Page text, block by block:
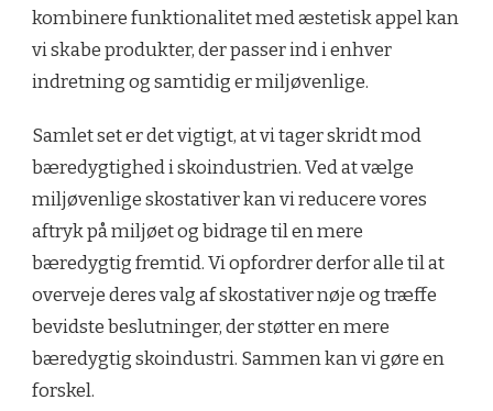
kombinere funktionalitet med æstetisk appel kan
vi skabe produkter, der passer ind i enhver
indretning og samtidig er miljøvenlige.
Samlet set er det vigtigt, at vi tager skridt mod
bæredygtighed i skoindustrien. Ved at vælge
miljøvenlige skostativer kan vi reducere vores
aftryk på miljøet og bidrage til en mere
bæredygtig fremtid. Vi opfordrer derfor alle til at
overveje deres valg af skostativer nøje og træffe
bevidste beslutninger, der støtter en mere
bæredygtig skoindustri. Sammen kan vi gøre en
forskel.